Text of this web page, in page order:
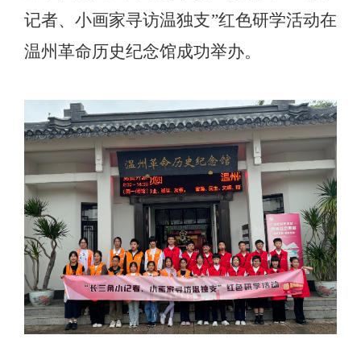
记者、小画家寻访温独支”红色研学活动在
温州革命历史纪念馆成功举办。